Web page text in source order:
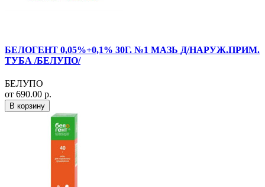
БЕЛОГЕНТ 0,05%+0,1% 30Г. №1 МАЗЬ Д/НАРУЖ.ПРИМ.
ТУБА /БЕЛУПО/
БЕЛУПО
от 690.00 р.
В корзину